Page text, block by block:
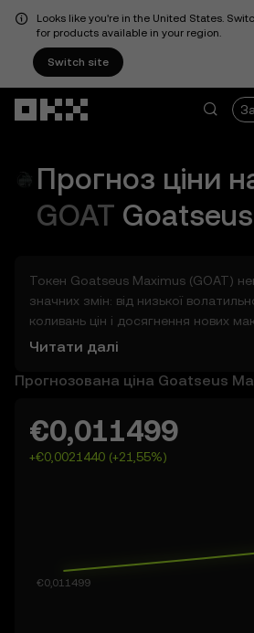
Looks like you're in the United States.
for products available in your region.
Switch site
Прогноз ціни
GOAT
Токен Goatseus Maximus (GOAT)
значних змін: від низької
коливань цін і досягнення нових
Отже, скільки може коштувати
2028, 2030 або 2040? Ознайомтеся
Maximus у найближчі дні, тижні,
Ви також можете встановити
Goatseus Maximus і дізнатися,
Читати далі
Прогнозована ціна Goatseus
€0,011499
+€0,0021440 (+21,55%)